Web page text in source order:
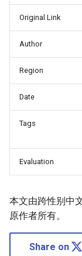
Original Link
Author
Region
Date
Tags
Evaluation
本文由跨性别中
原作者所有。
Share on